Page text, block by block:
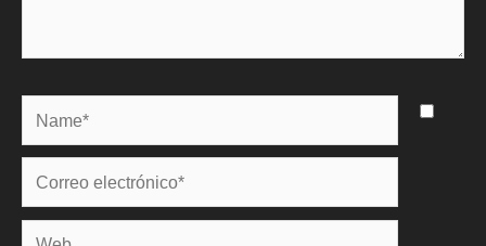
Name*
Correo
electrónico*
Web